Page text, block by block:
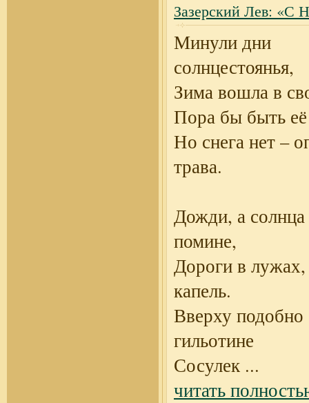
Зазерский Лев: «С
Минули дни
солнцестоянья,
Зима вошла в
Пора бы быть
Но снега нет –
трава.
Дожди, а солнца
помине,
Дороги в
капель.
Вверху подобно
гильотине
Сосулек ...
читать